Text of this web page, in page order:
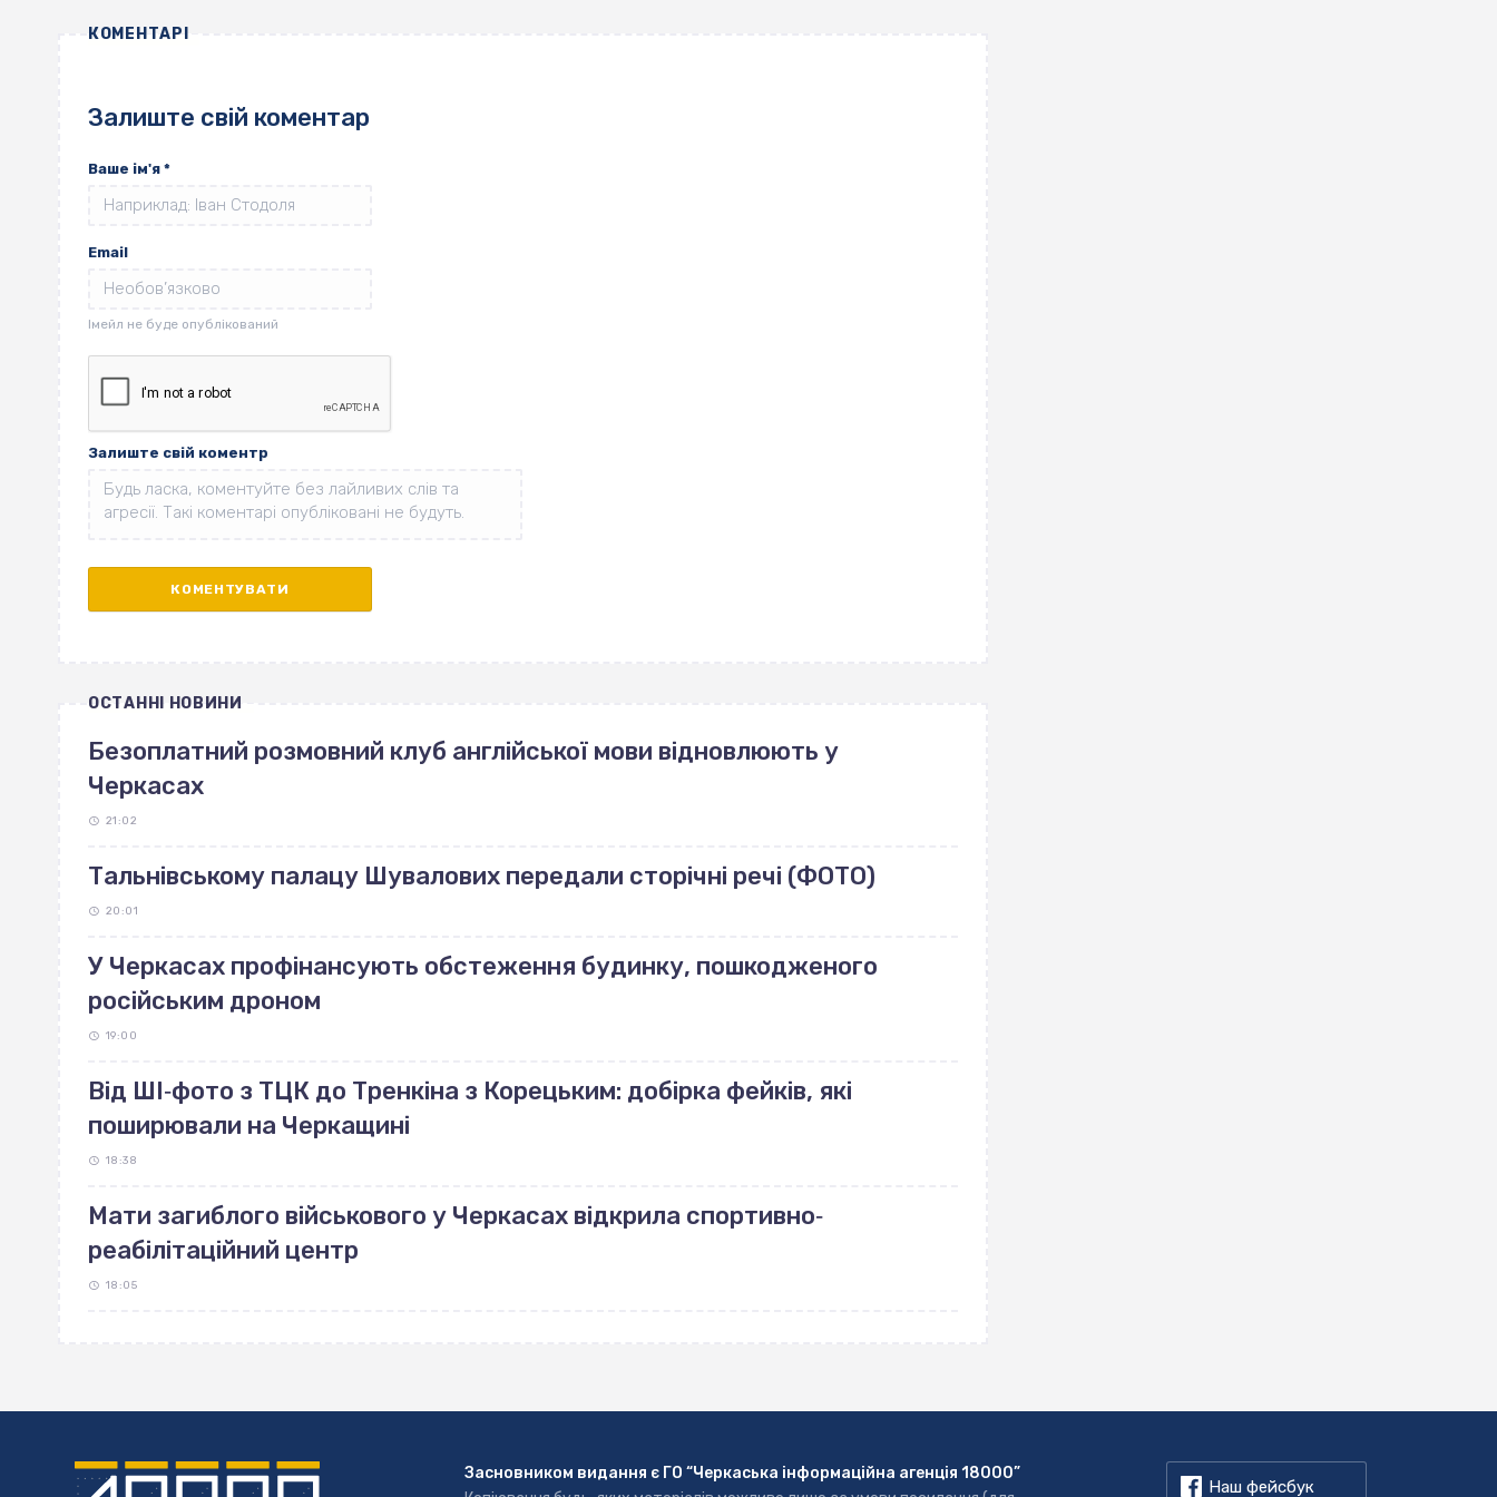
КОМЕНТАРІ
Залиште свій коментар
Ваше ім'я *
Email
Залиште свій коментр
ОСТАННІ НОВИНИ
Безоплатний розмовний клуб англійської мови відновлюють у
Черкасах
21:02
Тальнівському палацу Шувалових передали сторічні речі (ФОТО)
20:01
У Черкасах профінансують обстеження будинку, пошкодженого
російським дроном
19:00
Від ШІ‐фото з ТЦК до Тренкіна з Корецьким: добірка фейків, які
поширювали на Черкащині
18:38
Мати загиблого військового у Черкасах відкрила спортивно‐
реабілітаційний центр
18:05
Засновником видання є ГО “Черкаська інформаційна агенція 18000”
Наш фейсбук